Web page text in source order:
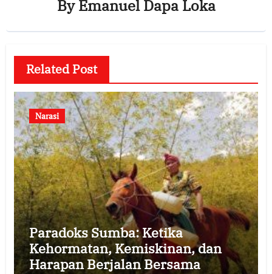
ByEmanuel Dapa Loka
Related Post
Narasi
Paradoks Sumba: Ketika
Kehormatan, Kemiskinan, dan
Harapan Berjalan Bersama